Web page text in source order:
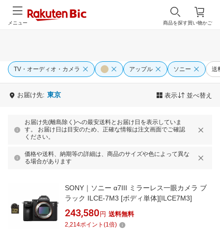
買い物かご
商品を探す
メニュー
TV・オーディオ・カメラ アップル ソニー 送
お届け先: 東京 表示 並べ替え
お届け先(離島除く)への最安送料とお届け日を表示していま
す。 お届け日は目安のため、正確な情報は注文画面でご確認
ください。
価格や送料、納期等の詳細は、商品のサイズや色によって異な
る場合があります
SONY｜ソニー α7III ミラーレス一眼カメラ ブ
ラック ILCE-7M3 [ボディ単体][ILCE7M3]
243,580 円 送料無料
2,214ポイント (1倍)